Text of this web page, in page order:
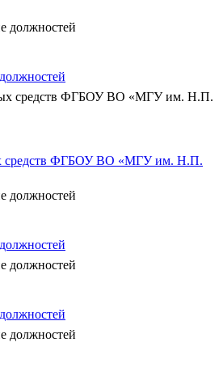
средств ФГБОУ ВО «МГУ им. Н.П.